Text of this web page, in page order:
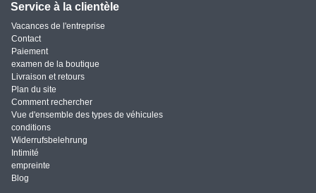
Service à la clientèle
Vacances de l'entreprise
Contact
Paiement
examen de la boutique
Livraison et retours
Plan du site
Comment rechercher
Vue d'ensemble des types de véhicules
conditions
Widerrufsbelehrung
Intimité
empreinte
Blog